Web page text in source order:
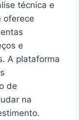
técnica e
oferece
e
A plataforma
de
na